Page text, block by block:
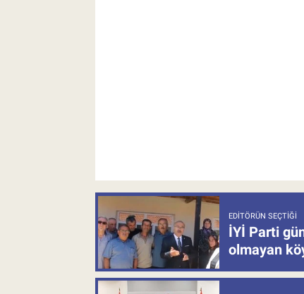
EDITÖRÜN SEÇTIĞI
İYİ Parti
olmayan